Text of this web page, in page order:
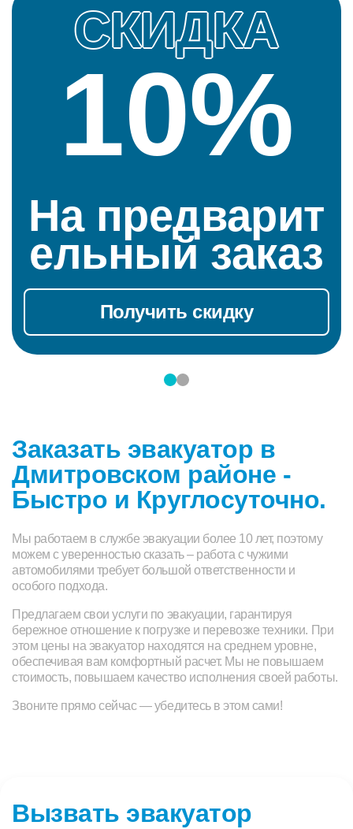
заказ
скидку
Заказать эвакуатор в
Дмитровском районе -
Быстро и Круглосуточно.
Мы работаем в службе эвакуации более 10 лет, поэтому
можем с уверенностью сказать – работа с чужими
автомобилями требует большой ответственности и
особого подхода.
Предлагаем свои услуги по эвакуации, гарантируя
бережное отношение к погрузке и перевозке техники. При
этом цены на эвакуатор находятся на среднем уровне,
обеспечивая вам комфортный расчет. Мы не повышаем
стоимость, повышаем качество исполнения своей работы.
Звоните прямо сейчас — убедитесь в этом сами!
Вызвать эвакуатор